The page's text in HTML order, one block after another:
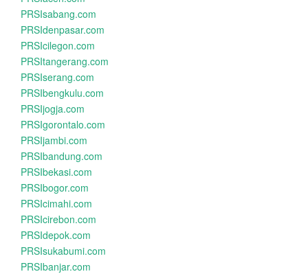
PRSIsabang.com
PRSIdenpasar.com
PRSIcilegon.com
PRSItangerang.com
PRSIserang.com
PRSIbengkulu.com
PRSIjogja.com
PRSIgorontalo.com
PRSIjambi.com
PRSIbandung.com
PRSIbekasi.com
PRSIbogor.com
PRSIcimahi.com
PRSIcirebon.com
PRSIdepok.com
PRSIsukabumi.com
PRSIbanjar.com